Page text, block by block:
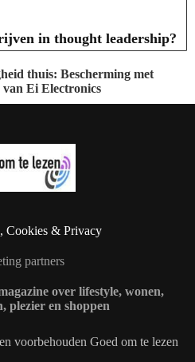
in thought leadership?
thuis: Bescherming met
Ei Electronics
Cookies & Privacy
partners
over lifestyle, wonen,
plezier en shoppen
voorbehouden Goed om te lezen